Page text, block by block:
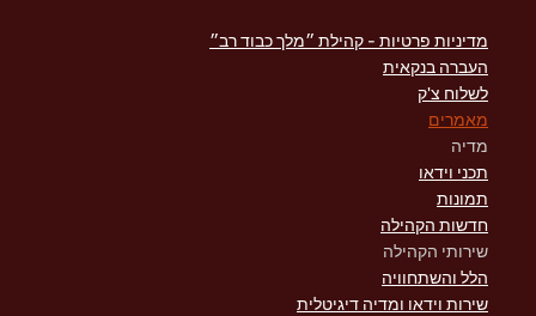
מדיניות פרטיות - קהילת ״מלך כבוד רב״
העברה בנקאית
לשלוח צ'ק
מאמרים
מדיה
תכני וידאו
תמונות
חדשות הקהילה
שירותי הקהילה
הלל והשתחוויה
שירות וידאו ומדיה דיגיטלית